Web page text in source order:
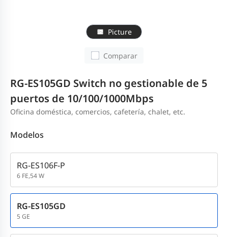
Picture
Comparar
RG-ES105GD Switch no gestionable de 5
puertos de 10/100/1000Mbps
Oficina doméstica, comercios, cafetería, chalet, etc.
Modelos
RG-ES106F-P
6 FE,54 W
RG-ES105GD
5 GE